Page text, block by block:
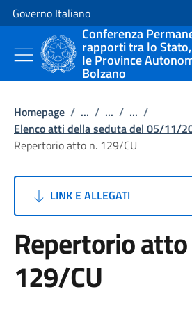
Vai al contenuto
Vai alla navigazione del sito
Governo Italiano
Conferenza
rapporti tra lo
le Province
Bolzano
Homepage / ... / ... / ... /
Elenco atti della seduta del 05/11/
Repertorio atto n. 129/CU
LINK E ALLEGATI
Repertorio
129/CU